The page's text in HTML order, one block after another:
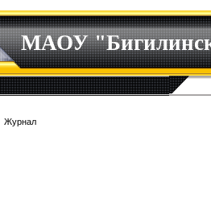
МАОУ
Журнал